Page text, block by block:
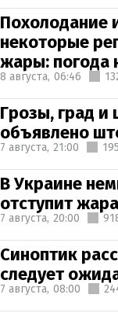
Похолодание
некоторые
жары: погода
8 августа, 06:46
Грозы, град и
объявлено
7 августа, 21:00
В Украине
отступит жара
7 августа, 20:00
Синоптик
следует
7 августа, 08:00